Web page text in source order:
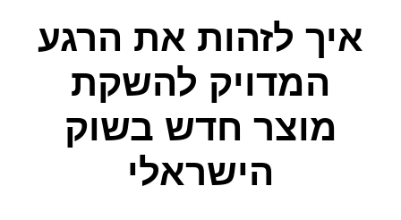
איך לזהות את הרגע
המדויק להשקת
מוצר חדש בשוק
הישראלי